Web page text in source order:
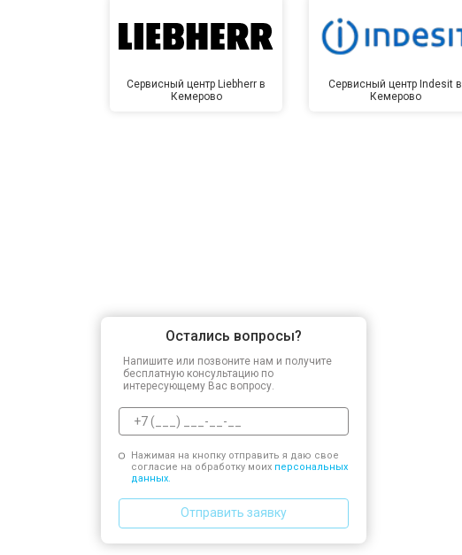
Сервисный центр Liebherr в
Кемерово
Сервисный центр Indesit в
Кемерово
Остались вопросы?
Напишите или позвоните нам и получите
бесплатную консультацию по
интересующему Вас вопросу.
Нажимая на кнопку отправить я даю свое
согласие на обработку моих персональных
данных.
Отправить заявку